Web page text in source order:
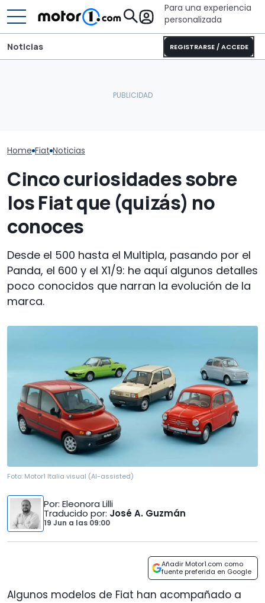
Para una experiencia
personalizada
REGISTRARSE / ACCEDE
Noticias
Home Fiat Noticias
Cinco curiosidades sobre
los Fiat que (quizás) no
conoces
Desde el 500 hasta el Multipla, pasando por el
Panda, el 600 y el X1/9: he aquí algunos detalles
poco conocidos que narran la evolución de la
marca.
Foto: Motor1 Italia visual (AI-assisted)
Por: Eleonora Lilli
Traducido por: José A. Guzmán
19 Jun a las 09:00
Añadir Motor1.com como
fuente preferida en Google
Algunos modelos de Fiat han acompañado a